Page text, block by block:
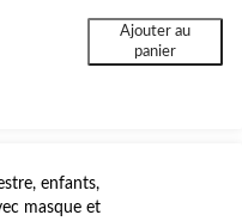
Ajouter au
panier
enfants,
masque et